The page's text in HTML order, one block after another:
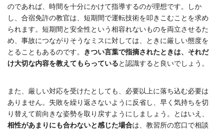
のであれば、時間を十分にかけて指導するのが理想です。しか
し、合宿免許の教官は、短期間で運転技術を叩きこむことを求め
られます。短期間と安全性という相容れないものを両立させるた
め、事故につながりそうなミスに対しては、ときに厳しい態度を
とることもあるのです。
きつい言葉で指摘されたときは、それだ
け大切な内容を教えてもらっていると認識すると良いでしょう。
また、厳しい対応を受けたとしても、必要以上に落ち込む必要は
ありません。失敗を繰り返さないように反省し、 早く気持ちを切
り替えて前向きな姿勢を取り戻すようにしましょう。
とはいえ、
相性があまりにも合わないと感じた場合は、教習所の窓口で相談